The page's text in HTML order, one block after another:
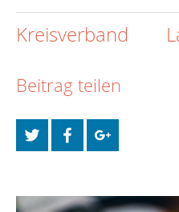
Kreisverband
Beitrag teilen